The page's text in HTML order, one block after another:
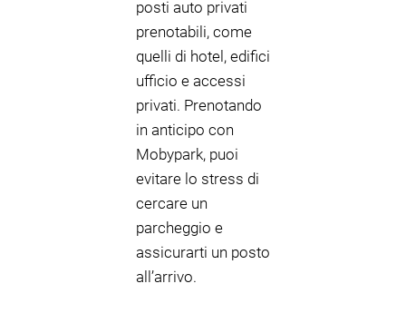
posti auto privati
prenotabili, come
quelli di hotel, edifici
ufficio e accessi
privati. Prenotando
in anticipo con
Mobypark, puoi
evitare lo stress di
cercare un
parcheggio e
assicurarti un posto
all’arrivo.